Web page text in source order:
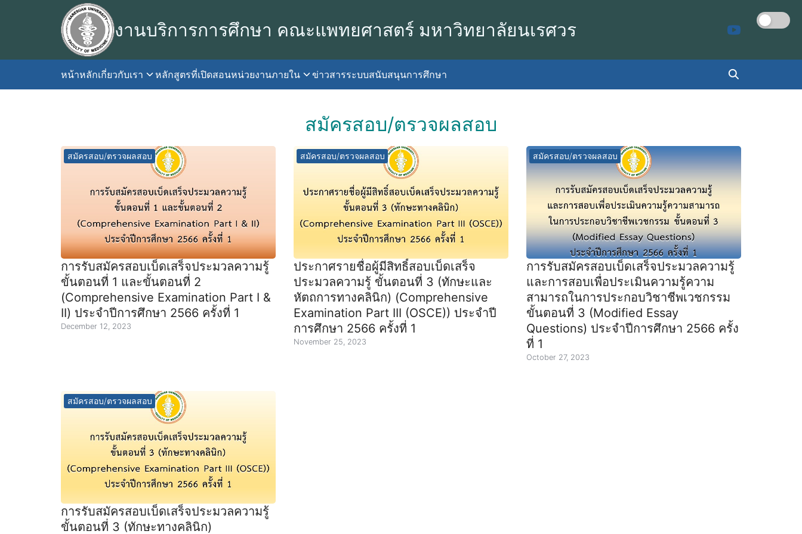
งานบริการการศึกษา คณะแพทยศาสตร์ มหาวิทยาลัยนเรศวร
หน้าหลักเกี่ยวกับเรา หลักสูตรที่เปิดสอนหน่วยงานภายใน ข่าวสารระบบสนับสนุนการศึกษา
สมัครสอบ/ตรวจผลสอบ
สมัครสอบ/ตรวจผลสอบ
การรับสมัครสอบเบ็ดเสร็จประมวลความรู้
ขั้นตอนที่ 1 และขั้นตอนที่ 2
(Comprehensive Examination Part I &
II) ประจำปีการศึกษา 2566 ครั้งที่ 1
December 12, 2023
สมัครสอบ/ตรวจผลสอบ
ประกาศรายชื่อผู้มีสิทธิ์สอบเบ็ดเสร็จ
ประมวลความรู้ ขั้นตอนที่ 3 (ทักษะและ
หัตถการทางคลินิก) (Comprehensive
Examination Part III (OSCE)) ประจำปี
การศึกษา 2566 ครั้งที่ 1
November 25, 2023
สมัครสอบ/ตรวจผลสอบ
การรับสมัครสอบเบ็ดเสร็จประมวลความรู้
และการสอบเพื่อประเมินความรู้ความ
สามารถในการประกอบวิชาชีพเวชกรรม
ขั้นตอนที่ 3 (Modified Essay
Questions) ประจำปีการศึกษา 2566 ครั้ง
ที่ 1
October 27, 2023
สมัครสอบ/ตรวจผลสอบ
การรับสมัครสอบเบ็ดเสร็จประมวลความรู้
ขั้นตอนที่ 3 (ทักษะทางคลินิก)